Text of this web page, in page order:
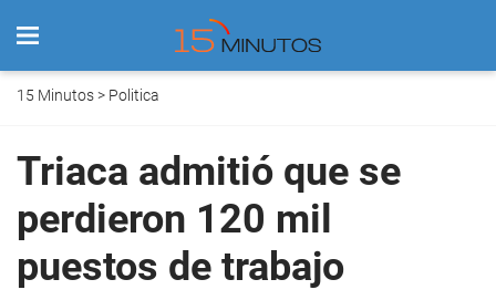
15 Minutos> Politica
Triaca admitió que se
perdieron 120 mil
puestos de trabajo